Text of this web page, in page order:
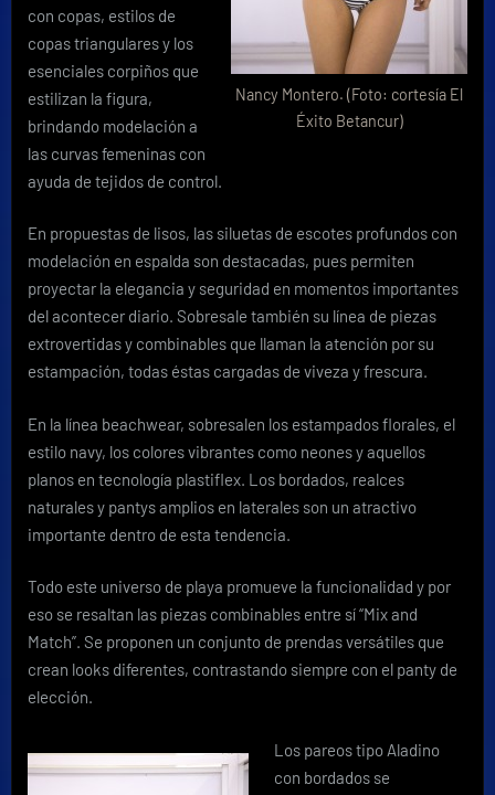
Nancy Montero. (Foto: cortesía El
Éxito Betancur)
con copas, estilos de
copas triangulares y los
esenciales corpiños que
estilizan la figura,
brindando modelación a
las curvas femeninas con
ayuda de tejidos de control.
En propuestas de lisos, las siluetas de escotes profundos con
modelación en espalda son destacadas, pues permiten
proyectar la elegancia y seguridad en momentos importantes
del acontecer diario. Sobresale también su línea de piezas
extrovertidas y combinables que llaman la atención por su
estampación, todas éstas cargadas de viveza y frescura.
En la línea beachwear, sobresalen los estampados florales, el
estilo navy, los colores vibrantes como neones y aquellos
planos en tecnología plastiflex. Los bordados, realces
naturales y pantys amplios en laterales son un atractivo
importante dentro de esta tendencia.
Todo este universo de playa promueve la funcionalidad y por
eso se resaltan las piezas combinables entre sí “Mix and
Match”. Se proponen un conjunto de prendas versátiles que
crean looks diferentes, contrastando siempre con el panty de
elección.
Los pareos tipo Aladino
con bordados se